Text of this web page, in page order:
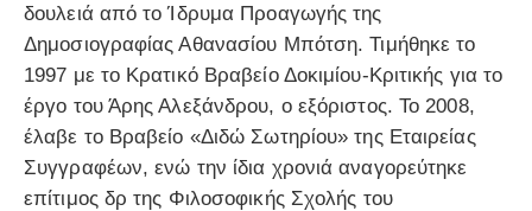
δουλειά από το Ίδρυμα Προαγωγής της
Δημοσιογραφίας Αθανασίου Μπότση. Τιμήθηκε το
1997 με το Κρατικό Βραβείο Δοκιμίου-Κριτικής για το
έργο του Άρης Αλεξάνδρου, ο εξόριστος. Το 2008,
έλαβε το Βραβείο «Διδώ Σωτηρίου» της Εταιρείας
Συγγραφέων, ενώ την ίδια χρονιά αναγορεύτηκε
επίτιμος δρ της Φιλοσοφικής Σχολής του